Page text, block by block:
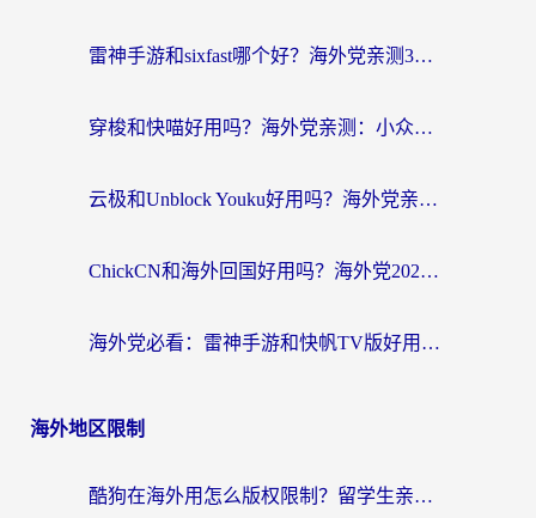
雷神手游和sixfast哪个好？海外党亲测3款回国加速器，教你选对不踩坑
穿梭和快喵好用吗？海外党亲测：小众加速器对比+番茄加速器深度体验
云极和Unblock Youku好用吗？海外党亲测+2026回国加速器避坑指南
ChickCN和海外回国好用吗？海外党2026亲测：从手游到影音，选对加速器的3个关键
海外党必看：雷神手游和快帆TV版好用吗？3步选对回国加速器不踩坑
海外地区限制
酷狗在海外用怎么版权限制？留学生亲测：3步解决听国内音乐难题